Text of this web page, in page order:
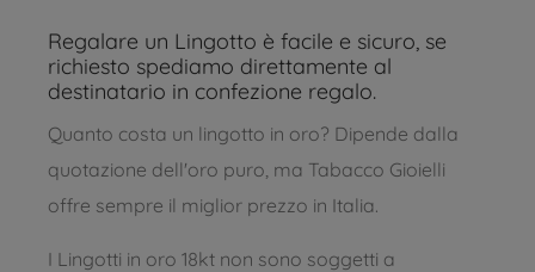
Regalare un Lingotto è facile e sicuro, se
richiesto spediamo direttamente al
destinatario in confezione regalo.
Quanto costa un lingotto in oro? Dipende dalla
quotazione dell'oro puro, ma Tabacco Gioielli
offre sempre il miglior prezzo in Italia.
I Lingotti in oro 18kt non sono soggetti a